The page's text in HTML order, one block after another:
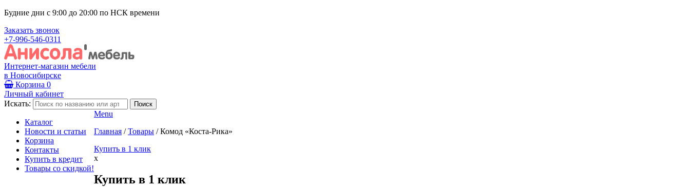
Будние дни с 9:00 до 20:00 по НСК времени
Заказать звонок
+7-996-546-0311
Интернет-магазин мебели
в Новосибирске
Корзина 0
Личный кабинет
Искать:
Каталог
Новости и статьи
Корзина
Контакты
Купить в кредит
Товары со скидкой!
Menu
Главная / Товары / Комод «Коста-Рика»
Купить в 1 клик
x
Купить в 1 клик